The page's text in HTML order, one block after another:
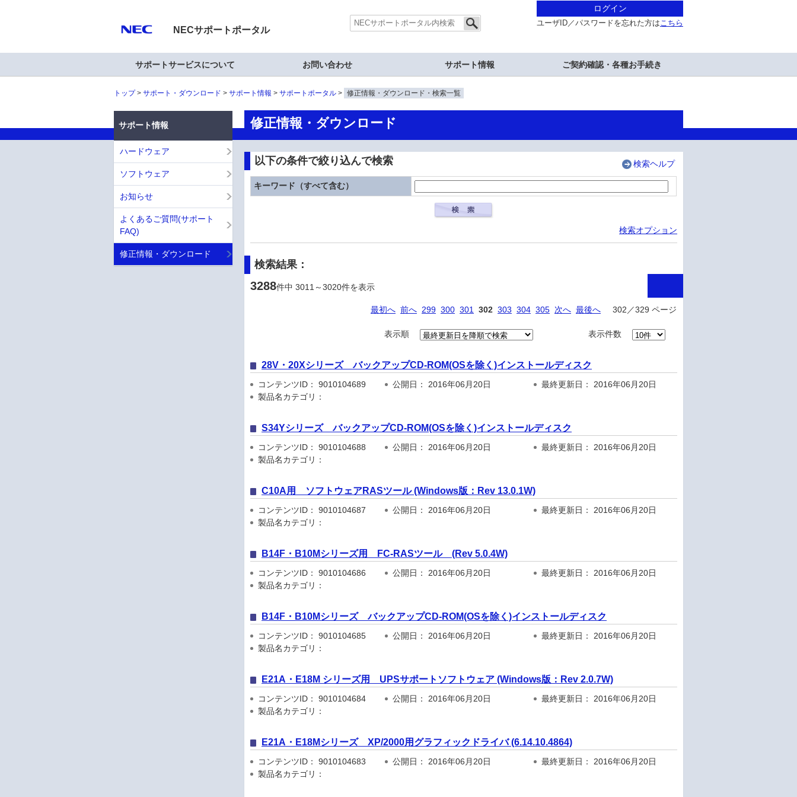
NECサポートポータル
ログイン
ユーザID／パスワードを忘れた方はこちら
サポートサービスについて お問い合わせ サポート情報 ご契約確認・各種お手続き
トップ サポート・ダウンロード サポート情報 サポートポータル 修正情報・ダウンロード・検索一覧
修正情報・ダウンロード
以下の条件で絞り込んで検索 検索ヘルプ
キーワード（すべて含む）
検索オプション
検索結果：
3288件中 3011～3020件を表示
最初へ 前へ 299 300 301 302 303 304 305 次へ 最後へ 302／329 ページ
表示順 表示件数
28V・20Xシリーズ バックアップCD-ROM(OSを除く)インストールディスク
コンテンツID： 9010104689 公開日： 2016年06月20日
最終更新日： 2016年06月20日
製品名カテゴリ：
S34Yシリーズ バックアップCD-ROM(OSを除く)インストールディスク
コンテンツID： 9010104688 公開日： 2016年06月20日
最終更新日： 2016年06月20日
製品名カテゴリ：
C10A用 ソフトウェアRASツール (Windows版：Rev 13.0.1W)
コンテンツID： 9010104687 公開日： 2016年06月20日
最終更新日： 2016年06月20日
製品名カテゴリ：
B14F・B10Mシリーズ用 FC-RASツール (Rev 5.0.4W)
コンテンツID： 9010104686 公開日： 2016年06月20日
最終更新日： 2016年06月20日
製品名カテゴリ：
B14F・B10Mシリーズ バックアップCD-ROM(OSを除く)インストールディスク
コンテンツID： 9010104685 公開日： 2016年06月20日
最終更新日： 2016年06月20日
製品名カテゴリ：
E21A・E18M シリーズ用 UPSサポートソフトウェア (Windows版：Rev 2.0.7W)
コンテンツID： 9010104684 公開日： 2016年06月20日
最終更新日： 2016年06月20日
製品名カテゴリ：
E21A・E18Mシリーズ XP/2000用グラフィックドライバ (6.14.10.4864)
コンテンツID： 9010104683 公開日： 2016年06月20日
最終更新日： 2016年06月20日
製品名カテゴリ：
サポート情報
ハードウェア
ソフトウェア
お知らせ
よくあるご質問(サポート
FAQ)
修正情報・ダウンロード